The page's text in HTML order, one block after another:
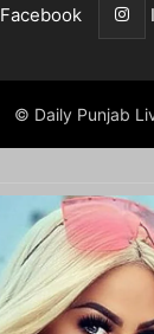
Facebook
© Daily Punjab